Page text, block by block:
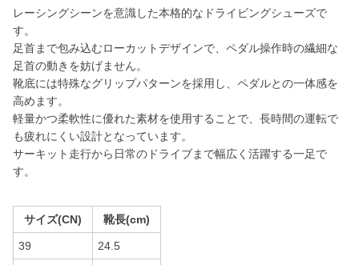
レーシングシーンを意識した本格的なドライビングシューズで
す。
足首まで包み込むローカットデザインで、ペダル操作時の繊細な
足首の動きを妨げません。
靴底には特殊なグリップパターンを採用し、ペダルとの一体感を
高めます。
軽量かつ柔軟性に優れた素材を使用することで、長時間の運転で
も疲れにくい設計となっています。
サーキット走行から日常のドライブまで幅広く活躍する一足で
す。
サイズ(CN) 靴長(cm)
39 24.5